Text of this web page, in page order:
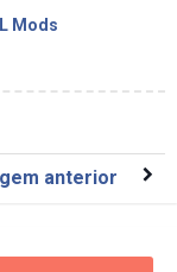
Mods
anterior